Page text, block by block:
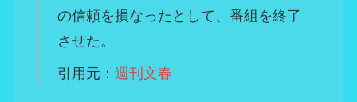
の信頼を損なったとして、番組を終了
させた。
引用元： 週刊文春